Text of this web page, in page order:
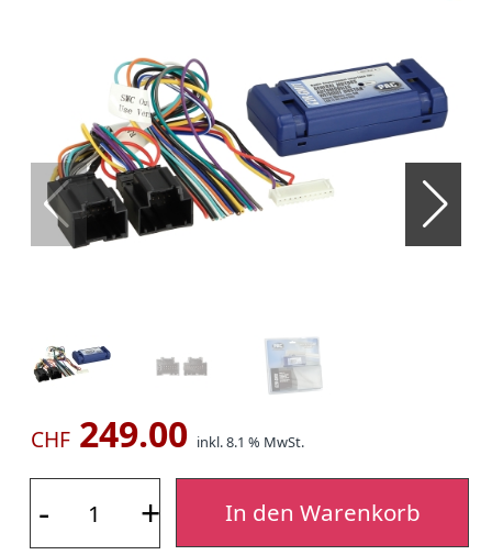
CHF 249.00 inkl. 8.1 % MwSt.
- + In den Warenkorb